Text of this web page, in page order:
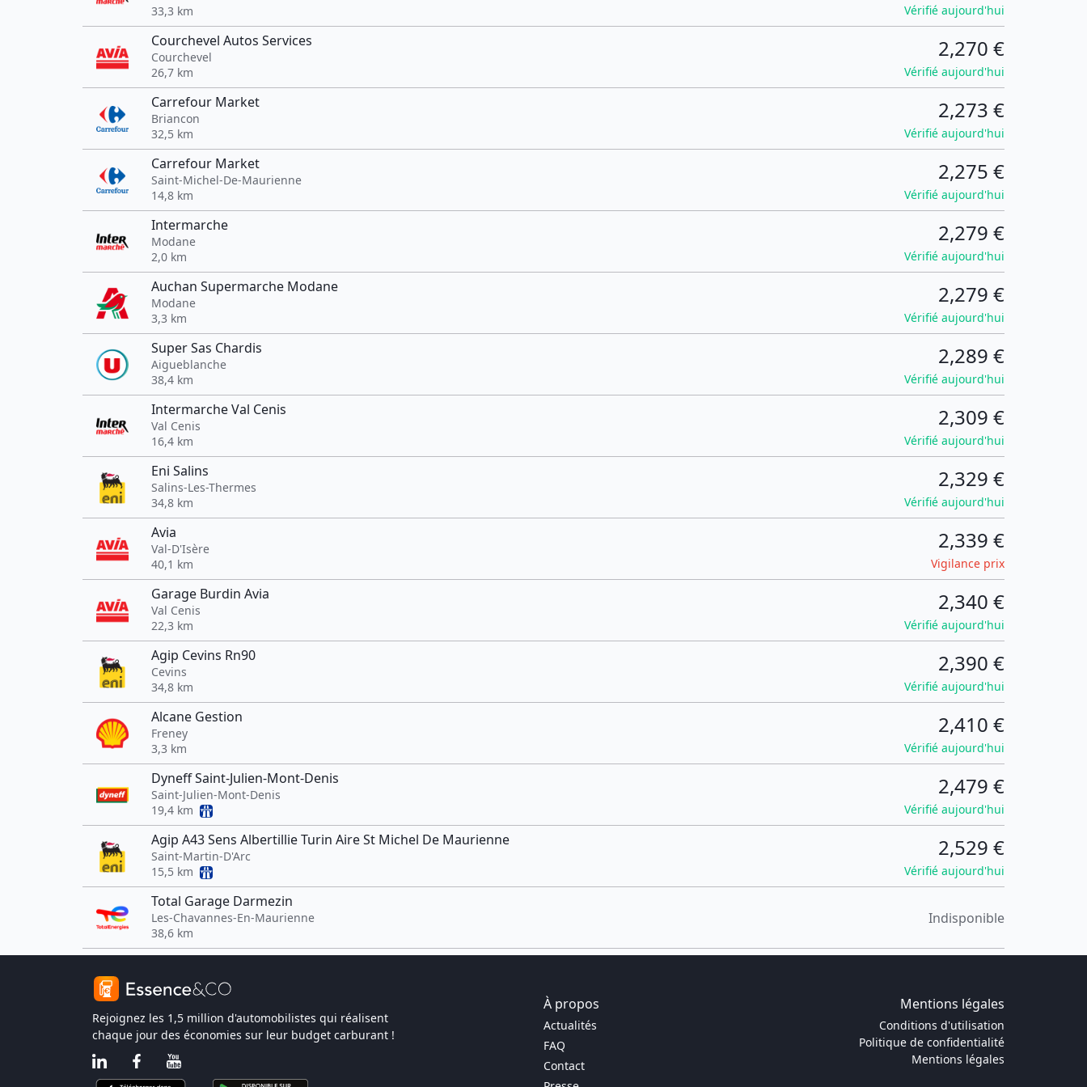
33,3 km
Vérifié aujourd'hui
Courchevel Autos Services
Courchevel
26,7 km
2,270 €
Vérifié aujourd'hui
Carrefour Market
Briancon
32,5 km
2,273 €
Vérifié aujourd'hui
Carrefour Market
Saint-Michel-De-Maurienne
14,8 km
2,275 €
Vérifié aujourd'hui
Intermarche
Modane
2,0 km
2,279 €
Vérifié aujourd'hui
Auchan Supermarche Modane
Modane
3,3 km
2,279 €
Vérifié aujourd'hui
Super Sas Chardis
Aigueblanche
38,4 km
2,289 €
Vérifié aujourd'hui
Intermarche Val Cenis
Val Cenis
16,4 km
2,309 €
Vérifié aujourd'hui
Eni Salins
Salins-Les-Thermes
34,8 km
2,329 €
Vérifié aujourd'hui
Avia
Val-D'Isère
40,1 km
2,339 €
Vigilance prix
Garage Burdin Avia
Val Cenis
22,3 km
2,340 €
Vérifié aujourd'hui
Agip Cevins Rn90
Cevins
34,8 km
2,390 €
Vérifié aujourd'hui
Alcane Gestion
Freney
3,3 km
2,410 €
Vérifié aujourd'hui
Dyneff Saint-Julien-Mont-Denis
Saint-Julien-Mont-Denis
19,4 km
2,479 €
Vérifié aujourd'hui
Agip A43 Sens Albertillie Turin Aire St Michel De Maurienne
Saint-Martin-D'Arc
15,5 km
2,529 €
Vérifié aujourd'hui
Total Garage Darmezin
Les-Chavannes-En-Maurienne
38,6 km
Indisponible
Rejoignez les 1,5 million d'automobilistes qui réalisent
chaque jour des économies sur leur budget carburant !
À propos Mentions légales
Actualités
FAQ
Contact
Conditions d'utilisation
Politique de confidentialité
Mentions légales